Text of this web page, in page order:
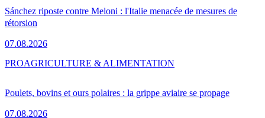
Sánchez riposte contre Meloni : l'Italie menacée de mesures de
rétorsion
07.08.2026
Poulets, bovins et ours polaires : la grippe aviaire se propage
07.08.2026
PROAGRICULTURE & ALIMENTATION